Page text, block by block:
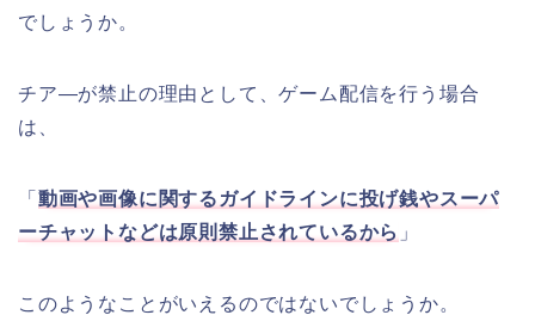
でしょうか。
チア―が禁止の理由として、ゲーム配信を行う場合
は、
「 動画や画像に関するガイドラインに投げ銭やスーパ
ーチャットなどは原則禁止されているから 」
このようなことがいえるのではないでしょうか。